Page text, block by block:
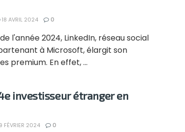
18 AVRIL 2024 0
l'année 2024, LinkedIn, réseau social
à Microsoft, élargit son
premium. En effet, ...
investisseur étranger en
FÉVRIER 2024 0